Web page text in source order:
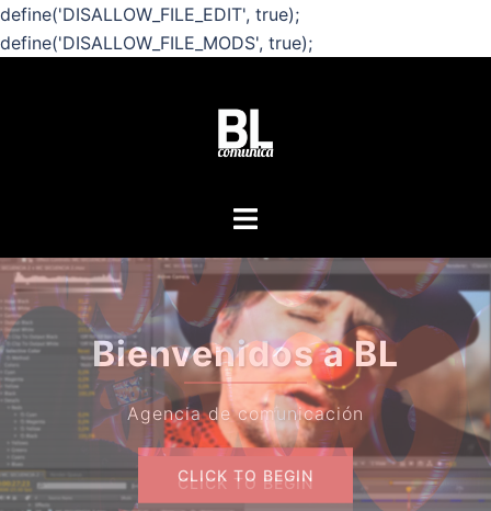
define('DISALLOW_FILE_EDIT', true);
define('DISALLOW_FILE_MODS', true);
Alternar
Bienvenidos a BL
Agencia de comunicación
CLICK TO BEGIN
CLICK TO BEGIN